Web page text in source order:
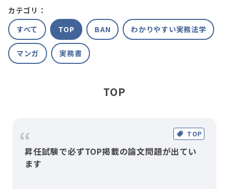
カテゴリ：
すべて
TOP BAN わかりやすい実務法学
マンガ 実務書
TOP
TOP
昇任試験で必ずTOP掲載の論文問題が出てい
ます